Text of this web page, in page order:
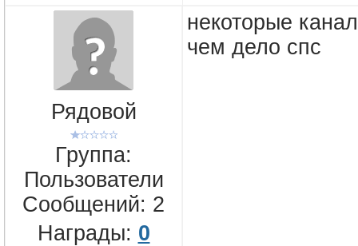
Рядовой
Группа:
Пользователи
Сообщений: 2
Награды: 0
некоторые
чем дело спс